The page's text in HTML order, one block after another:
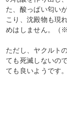
た、酸っぱい匂い
こり、沈殿物も現
めはしません。（
ただし、ヤクルト
ても死滅しないの
ても良いようです。